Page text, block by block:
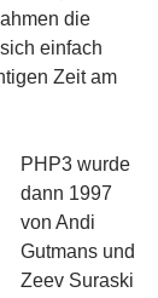
die
einfach
Zeit am
PHP3 wurde
dann 1997
von Andi
Gutmans und
Zeev Suraski